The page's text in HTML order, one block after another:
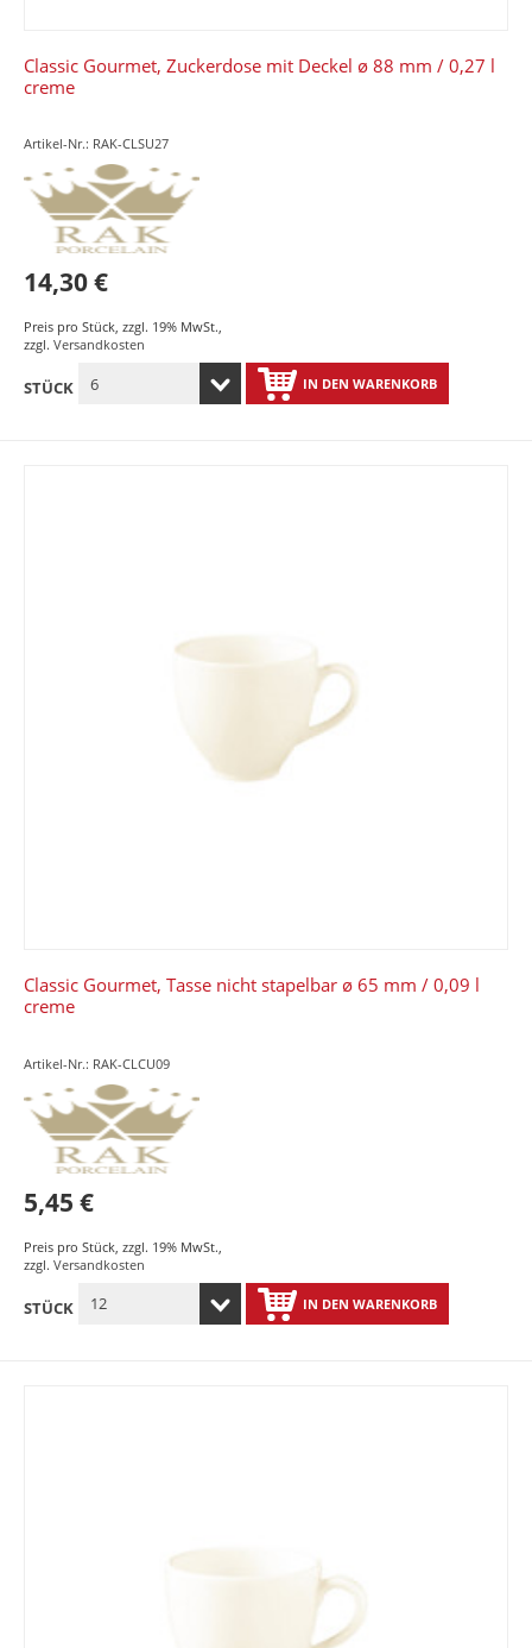
Classic Gourmet, Zuckerdose mit Deckel ø 88 mm / 0,27 l
creme
Artikel-Nr.: RAK-CLSU27
14,30 €
Preis pro Stück, zzgl. 19% MwSt.,
zzgl. Versandkosten
STÜCK IN DEN WARENKORB
Classic Gourmet, Tasse nicht stapelbar ø 65 mm / 0,09 l
creme
Artikel-Nr.: RAK-CLCU09
5,45 €
Preis pro Stück zzgl. 19% MwSt.
zzgl. Versandkosten
STÜCK IN DEN WARENKORB